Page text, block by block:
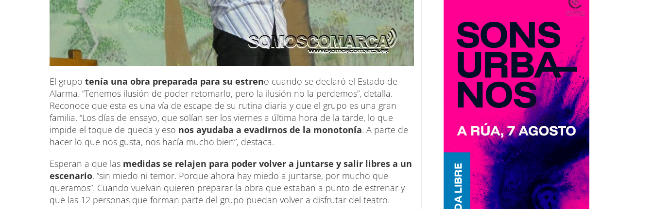
El grupo tenía una obra preparada para su estreno cuando se declaró el Estado de
Alarma. “Tenemos ilusión de poder retomarlo, pero la ilusión no la perdemos”, detalla.
Reconoce que esta es una vía de escape de su rutina diaria y que el grupo es una gran
familia. “Los días de ensayo, que solían ser los viernes a última hora de la tarde, lo que
impide el toque de queda y eso nos ayudaba a evadirnos de la monotonía. A parte de
hacer lo que nos gusta, nos hacía mucho bien”, destaca.
Esperan a que las medidas se relajen para poder volver a juntarse y salir libres a un
escenario, “sin miedo ni temor. Porque ahora hay miedo a juntarse, por mucho que
queramos”. Cuando vuelvan quieren preparar la obra que estaban a punto de estrenar y
que las 12 personas que forman parte del grupo puedan volver a disfrutar del teatro.